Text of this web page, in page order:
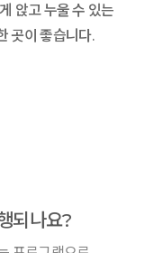
앉고 누울 수 있는
곳이 좋습니다.
되나요?